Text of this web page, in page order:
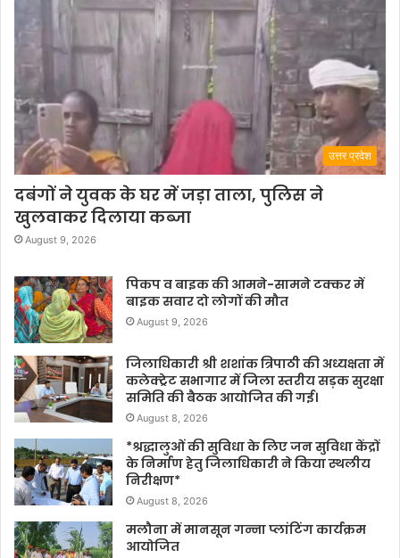
उत्तर प्रदेश
दबंगों ने युवक के घर में जड़ा ताला, पुलिस ने
खुलवाकर दिलाया कब्जा
August 9, 2026
पिकप व बाइक की आमने-सामने टक्कर में
बाइक सवार दो लोगों की मौत
August 9, 2026
जिलाधिकारी श्री शशांक त्रिपाठी की अध्यक्षता में
कलेक्ट्रेट सभागार में जिला स्तरीय सड़क सुरक्षा
समिति की बैठक आयोजित की गई।
August 8, 2026
*श्रद्धालुओं की सुविधा के लिए जन सुविधा केंद्रों
के निर्माण हेतु जिलाधिकारी ने किया स्थलीय
निरीक्षण*
August 8, 2026
मलौना में मानसून गन्ना प्लांटिंग कार्यक्रम
आयोजित